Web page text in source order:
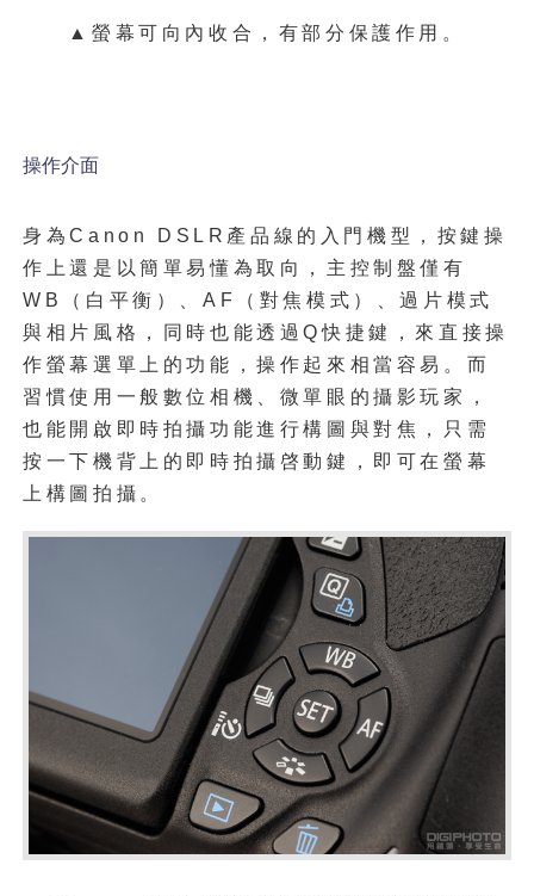
▲螢幕可向內收合，有部分保護作用。
操作介面
身為Canon DSLR產品線的入門機型，按鍵操
作上還是以簡單易懂為取向，主控制盤僅有
WB（白平衡）、AF（對焦模式）、過片模式
與相片風格，同時也能透過Q快捷鍵，來直接操
作螢幕選單上的功能，操作起來相當容易。而
習慣使用一般數位相機、微單眼的攝影玩家，
也能開啟即時拍攝功能進行構圖與對焦，只需
按一下機背上的即時拍攝啓動鍵，即可在螢幕
上構圖拍攝。